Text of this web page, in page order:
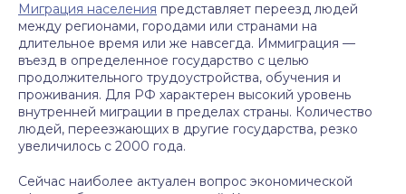
Миграция населения представляет переезд людей
между регионами, городами или странами на
длительное время или же навсегда. Иммиграция —
въезд в определенное государство с целью
продолжительного трудоустройства, обучения и
проживания. Для РФ характерен высокий уровень
внутренней миграции в пределах страны. Количество
людей, переезжающих в другие государства, резко
увеличилось с 2000 года.
Сейчас наиболее актуален вопрос экономической